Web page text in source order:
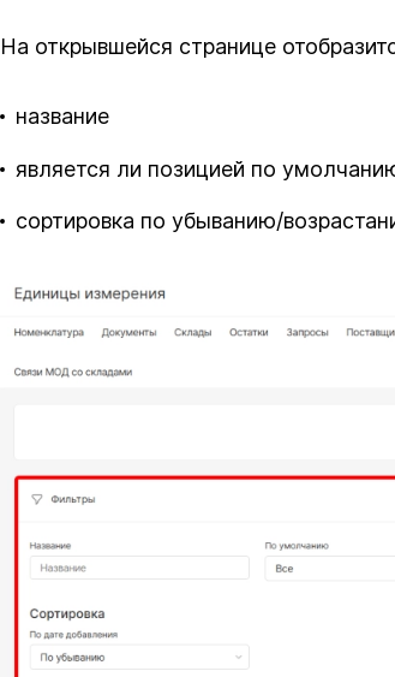
На открывшейся странице
название
является ли позицией по
сортировка по убыванию/